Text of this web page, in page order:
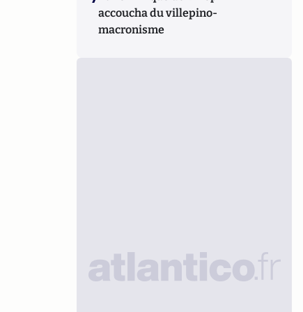
accoucha du villepino-
macronisme